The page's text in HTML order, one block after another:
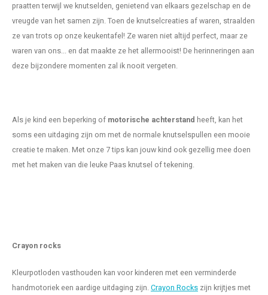
praatten terwijl we knutselden, genietend van elkaars gezelschap en de
vreugde van het samen zijn. Toen de knutselcreaties af waren, straalden
ze van trots op onze keukentafel! Ze waren niet altijd perfect, maar ze
waren van ons... en dat maakte ze het allermooist! De herinneringen aan
deze bijzondere momenten zal ik nooit vergeten.
Als je kind een beperking of motorische achterstand heeft, kan het
soms een uitdaging zijn om met de normale knutselspullen een mooie
creatie te maken. Met onze 7 tips kan jouw kind ook gezellig mee doen
met het maken van die leuke Paas knutsel of tekening.
Crayon rocks
Kleurpotloden vasthouden kan voor kinderen met een verminderde
handmotoriek een aardige uitdaging zijn. Crayon Rocks zijn krijtjes met